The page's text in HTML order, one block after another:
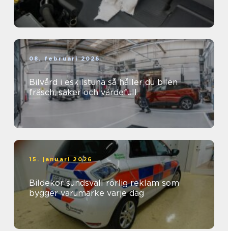
08. februari 2026
Bilvård i eskilstuna så håller du bilen
fräsch, säker och värdefull
15. januari 2026
Bildekor sundsvall rörlig reklam som
bygger varumärke varje dag